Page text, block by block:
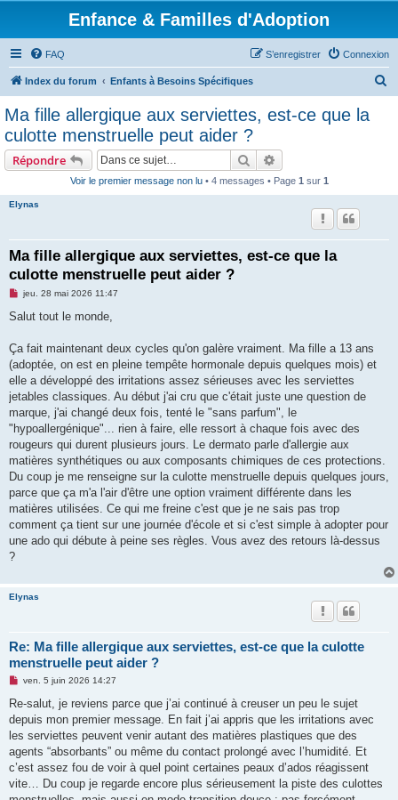
Enfance & Familles d'Adoption
FAQ Connexion
S’enregistrer
Index du forum Enfants à Besoins Spécifiques
Ma fille allergique aux serviettes, est-ce que la
culotte menstruelle peut aider ?
Répondre Rechercher
Voir le premier message non lu• 4 messages • Page 1 sur 1
Elynas
Ma fille allergique aux serviettes, est-ce que la
culotte menstruelle peut aider ?
M
s
g
n
o
l
u
jeu. 28 mai 2026 11:47
Salut tout le monde,
Ça fait maintenant deux cycles qu'on galère vraiment. Ma fille a 13 ans
(adoptée, on est en pleine tempête hormonale depuis quelques mois) et
elle a développé des irritations assez sérieuses avec les serviettes
jetables classiques. Au début j'ai cru que c'était juste une question de
marque, j'ai changé deux fois, tenté le "sans parfum", le
"hypoallergénique"... rien à faire, elle ressort à chaque fois avec des
rougeurs qui durent plusieurs jours. Le dermato parle d'allergie aux
matières synthétiques ou aux composants chimiques de ces protections.
Du coup je me renseigne sur la culotte menstruelle depuis quelques jours,
parce que ça m'a l'air d'être une option vraiment différente dans les
matières utilisées. Ce qui me freine c'est que je ne sais pas trop
comment ça tient sur une journée d'école et si c'est simple à adopter pour
une ado qui débute à peine ses règles. Vous avez des retours là-dessus
?
Elynas
Re: Ma fille allergique aux serviettes, est-ce que la culotte
menstruelle peut aider ?
M
s
a
g
n
o
l
u
ven. 5 juin 2026 14:27
Re-salut, je reviens parce que j’ai continué à creuser un peu le sujet
depuis mon premier message. En fait j’ai appris que les irritations avec
les serviettes peuvent venir autant des matières plastiques que des
agents “absorbants” ou même du contact prolongé avec l’humidité. Et
c’est assez fou de voir à quel point certaines peaux d’ados réagissent
vite… Du coup je regarde encore plus sérieusement la piste des culottes